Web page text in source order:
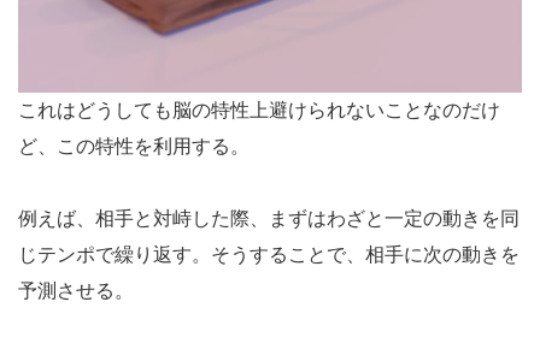
これはどうしても脳の特性上避けられないことなのだけ
ど、この特性を利用する。
例えば、相手と対峙した際、まずはわざと一定の動きを同
じテンポで繰り返す。そうすることで、相手に次の動きを
予測させる。